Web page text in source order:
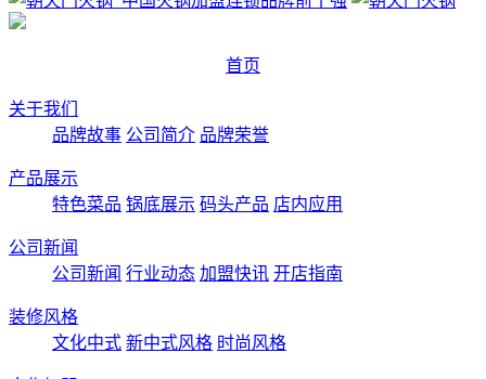
首页
关于我们
品牌故事 公司简介 品牌荣誉
产品展示
特色菜品 锅底展示 码头产品 店内应用
公司新闻
公司新闻 行业动态 加盟快讯 开店指南
装修风格
文化中式 新中式风格 时尚风格